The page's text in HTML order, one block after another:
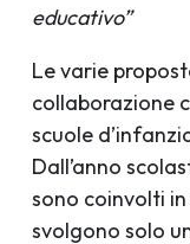
educativo”
Le varie
collaborazione
scuole
Dall’anno
sono coinvolti
svolgono solo